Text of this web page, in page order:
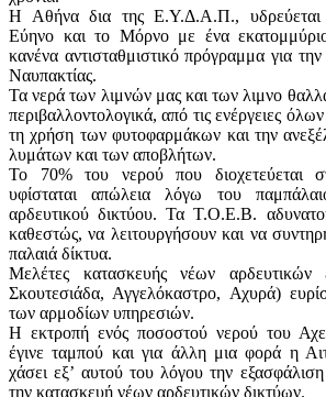
Η Αθήνα δια της Ε.Υ.Δ.Α.Π., υδρεύεται
Εύηνο και το Μόρνο με ένα
κανένα αντισταθμιστικό πρόγραμμα για
Ναυπακτίας.
Τα νερά των λιμνών μας και των λιμνο
περιβαλλοντολογικά, από τις ενέργειες
τη χρήση των φυτοφαρμάκων και την
λυμάτων και των αποβλήτων.
Το 70% του νερού που διοχετεύεται
υφίσταται απώλεια λόγω του
αρδευτικού δικτύου. Τα Τ.Ο.Ε.Β.
καθεστώς, να λειτουργήσουν και να
παλαιά δίκτυα.
Μελέτες κατασκευής νέων
Σκουτεσιάδα, Αγγελόκαστρο, Αχυρά)
των αρμοδίων υπηρεσιών.
Η εκτροπή ενός ποσοστού νερού του
έγινε ταμπού και για άλλη μια φορά η
χάσει εξ’ αυτού του λόγου την εξασφάλιση
την κατασκευή νέων αρδευτικών δικτύων.